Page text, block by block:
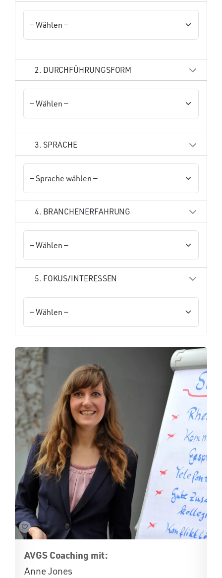
2. DURCHFÜHRUNGSFORM
3. SPRACHE
4. BRANCHENERFAHRUNG
5. FOKUS/INTERESSEN
AVGS Coaching mit:
Anne Jones